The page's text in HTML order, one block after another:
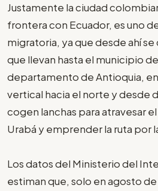
Justamente la ciudad
frontera con Ecuador, es uno
migratoria, ya que desde ahí
que llevan hasta el municipio
departamento de Antioquia,
vertical hacia el norte y desde
cogen lanchas para atravesar
Urabá y emprender la ruta por
Los datos del Ministerio del
estiman que, solo en agosto de